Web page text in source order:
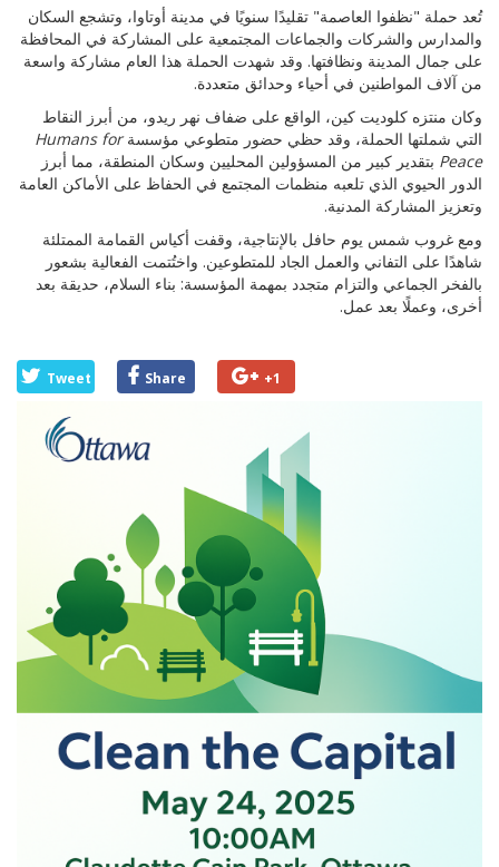
تُعد حملة "نظفوا العاصمة" تقليدًا سنويًا في مدينة أوتاوا، وتشجع السكان
والمدارس والشركات والجماعات المجتمعية على المشاركة في المحافظة
على جمال المدينة ونظافتها. وقد شهدت الحملة هذا العام مشاركة واسعة
من آلاف المواطنين في أحياء وحدائق متعددة.
وكان منتزه كلوديت كين، الواقع على ضفاف نهر ريدو، من أبرز النقاط
التي شملتها الحملة، وقد حظي حضور متطوعي مؤسسةHumans for
Peace بتقدير كبير من المسؤولين المحليين وسكان المنطقة، مما أبرز
الدور الحيوي الذي تلعبه منظمات المجتمع في الحفاظ على الأماكن العامة
وتعزيز المشاركة المدنية.
ومع غروب شمس يوم حافل بالإنتاجية، وقفت أكياس القمامة الممتلئة
شاهدًا على التفاني والعمل الجاد للمتطوعين. واختُتمت الفعالية بشعور
بالفخر الجماعي والتزام متجدد بمهمة المؤسسة: بناء السلام، حديقة بعد
أخرى، وعملًا بعد عمل.
Tweet Share +1